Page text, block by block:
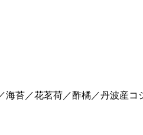
苔／花茗荷／酢橘／丹波産コ